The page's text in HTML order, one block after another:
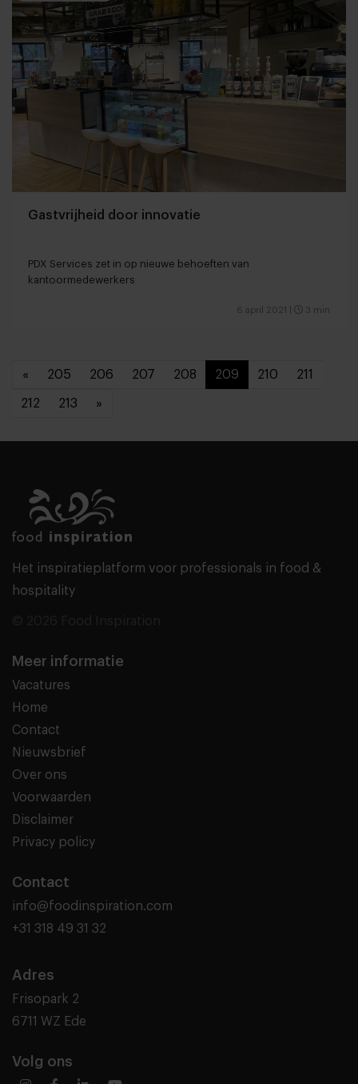
Gastvrijheid door innovatie
PDX Services zet in op nieuwe behoeften van
kantoormedewerkers
6 april 2021 3 min
« 205 206 207 208 209 210 211
212 213 »
Het inspiratieplatform voor professionals in food &
hospitality
Meer informatie
Vacatures
Home
Contact
Nieuwsbrief
Over ons
Voorwaarden
Disclaimer
Privacy policy
Contact
info@foodinspiration.com
+31 318 49 31 32
Adres
Frisopark 2
6711 WZ Ede
Volg ons